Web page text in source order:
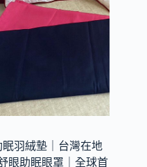
羽絨墊｜台灣在地
眼助眠眼罩｜全球首